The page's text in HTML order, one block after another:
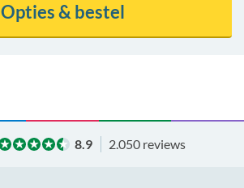
Opties & bestel
8.9 2.050 reviews